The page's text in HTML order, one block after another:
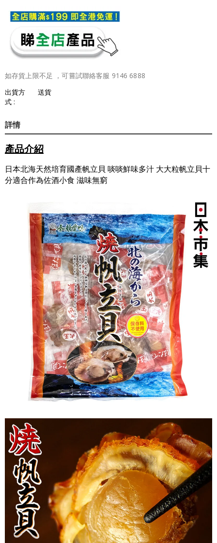
如存貨上限不足 ，可嘗試聯絡客服 9146 6888
出貨方
式 :
送貨
詳情
產品介紹
日本北海天然培育國產帆立貝 啖啖鮮味多汁 大大粒帆立貝十
分適合作為佐酒小食 滋味無窮